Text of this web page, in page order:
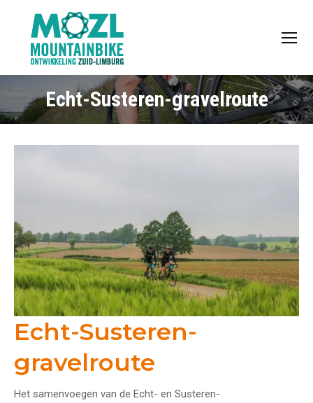
Echt-Susteren-gravelroute
Echt-Susteren-
gravelroute
Het samenvoegen van de Echt- en Susteren-